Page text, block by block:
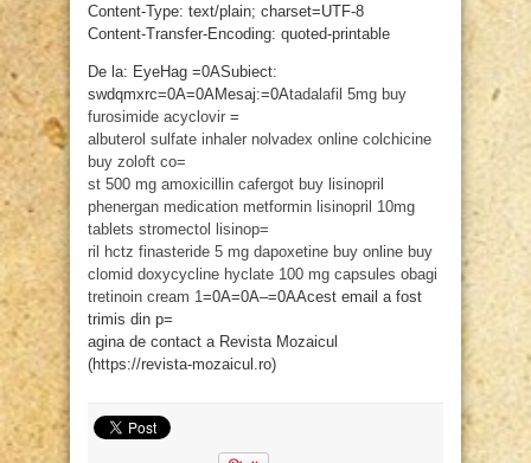
Content-Type: text/plain; charset=UTF-8
Content-Transfer-Encoding: quoted-printable
De la: EyeHag =0ASubiect:
swdqmxrc=0A=0AMesaj:=0Atadalafil 5mg buy
furosimide acyclovir =
albuterol sulfate inhaler nolvadex online colchicine
buy zoloft co=
st 500 mg amoxicillin cafergot buy lisinopril
phenergan medication metformin lisinopril 10mg
tablets stromectol
lisinop=
ril hctz finasteride 5 mg dapoxetine buy online buy
clomid doxycycline hyclate 100 mg capsules obagi
tretinoin cream 1=0A=0A–=0AAcest email a fost
trimis din p=
agina de contact a Revista Mozaicul
(https://revista-mozaicul.ro)